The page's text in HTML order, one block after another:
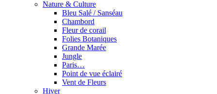
Nature & Culture
Bleu Salé / Sanséau
Chambord
Fleur de corail
Folies Botaniques
Grande Marée
Jungle
Paris…
Point de vue éclairé
Vent de Fleurs
Hiver